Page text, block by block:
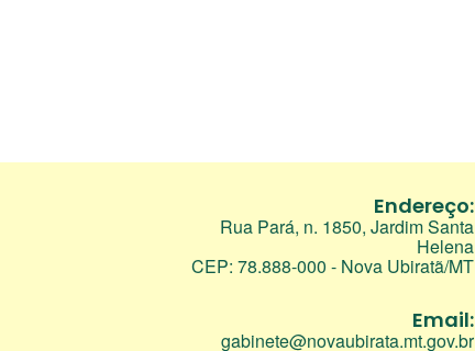
Endereço:
Rua Pará, n. 1850, Jardim Santa
Helena
CEP: 78.888-000 - Nova Ubiratã/MT
Email:
gabinete@novaubirata.mt.gov.br